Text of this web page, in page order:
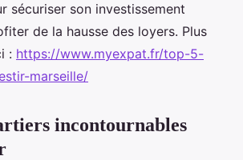
sécuriser son investissement
de la hausse des loyers. Plus
: https://www.myexpat.fr/top-5-
marseille/
incontournables